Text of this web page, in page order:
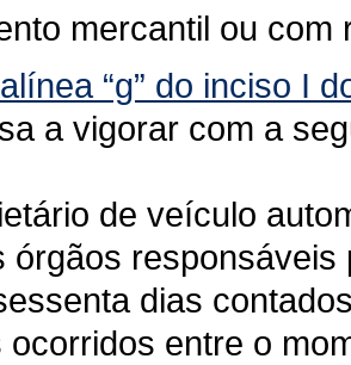
mercantil ou com
“g” do inciso I
a vigorar com a
de veículo
órgãos
dias
ocorridos entre o